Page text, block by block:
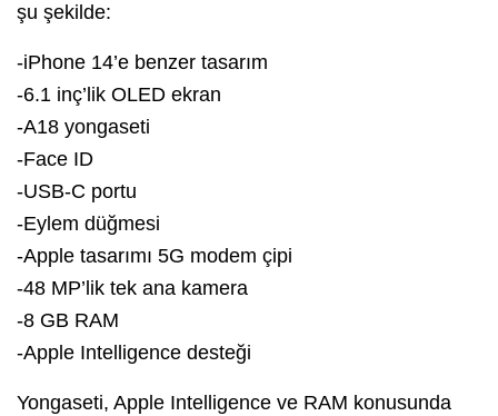
şu şekilde:
-iPhone 14’e benzer tasarım
-6.1 inç’lik OLED ekran
-A18 yongaseti
-Face ID
-USB-C portu
-Eylem düğmesi
-Apple tasarımı 5G modem çipi
-48 MP’lik tek ana kamera
-8 GB RAM
-Apple Intelligence desteği
Yongaseti, Apple Intelligence ve RAM konusunda